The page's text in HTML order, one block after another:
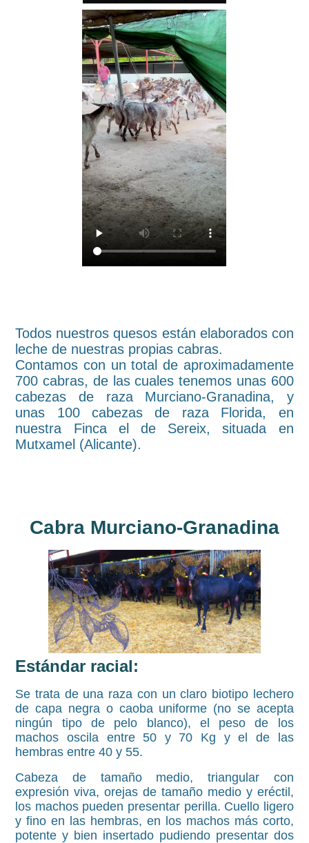
Todos nuestros quesos están elaborados con
leche de nuestras propias cabras.
Contamos con un total de aproximadamente
700 cabras, de las cuales tenemos unas 600
cabezas de raza Murciano-Granadina, y
unas 100 cabezas de raza Florida, en
nuestra Finca el de Sereix, situada en
Mutxamel (Alicante).
Cabra Murciano-Granadina
Estándar racial:
Se trata de una raza con un claro biotipo lechero
de capa negra o caoba uniforme (no se acepta
ningún tipo de pelo blanco), el peso de los
machos oscila entre 50 y 70 Kg y el de las
hembras entre 40 y 55.
Cabeza de tamaño medio, triangular con
expresión viva, orejas de tamaño medio y eréctil,
los machos pueden presentar perilla. Cuello ligero
y fino en las hembras, en los machos más corto,
potente y bien insertado pudiendo presentar dos